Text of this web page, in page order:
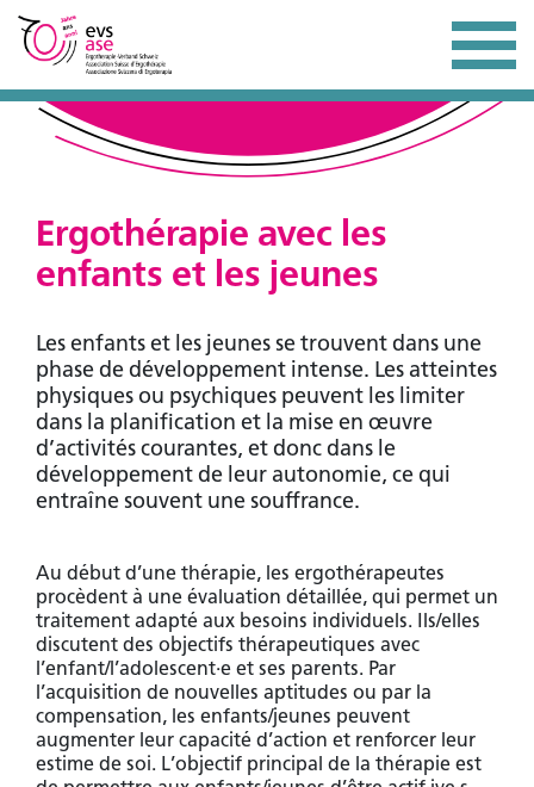
Ergothérapie avec les
enfants et les jeunes
Les enfants et les jeunes se trouvent dans une
phase de développement intense. Les atteintes
physiques ou psychiques peuvent les limiter
dans la planification et la mise en œuvre
d’activités courantes, et donc dans le
développement de leur autonomie, ce qui
entraîne souvent une souffrance.
Au début d’une thérapie, les ergothérapeutes
procèdent à une évaluation détaillée, qui permet un
traitement adapté aux besoins individuels. Ils/elles
discutent des objectifs thérapeutiques avec
l’enfant/l’adolescent·e et ses parents. Par
l’acquisition de nouvelles aptitudes ou par la
compensation, les enfants/jeunes peuvent
augmenter leur capacité d’action et renforcer leur
estime de soi. L’objectif principal de la thérapie est